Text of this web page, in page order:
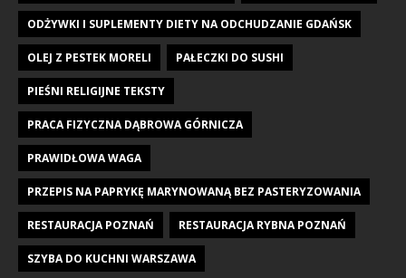
ODŻYWKI I SUPLEMENTY DIETY NA ODCHUDZANIE GDAŃSK
OLEJ Z PESTEK MORELI PAŁECZKI DO SUSHI
PIEŚNI RELIGIJNE TEKSTY
PRACA FIZYCZNA DĄBROWA GÓRNICZA
PRAWIDŁOWA WAGA
PRZEPIS NA PAPRYKĘ MARYNOWANĄ BEZ PASTERYZOWANIA
RESTAURACJA POZNAŃ RESTAURACJA RYBNA POZNAŃ
SZYBA DO KUCHNI WARSZAWA